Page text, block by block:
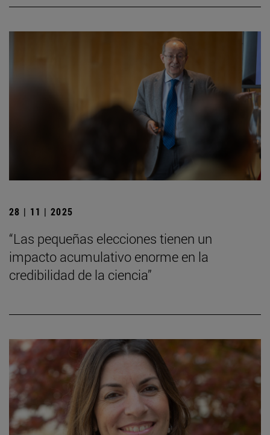
28 | 11 | 2025
“Las pequeñas elecciones tienen un
impacto acumulativo enorme en la
credibilidad de la ciencia”